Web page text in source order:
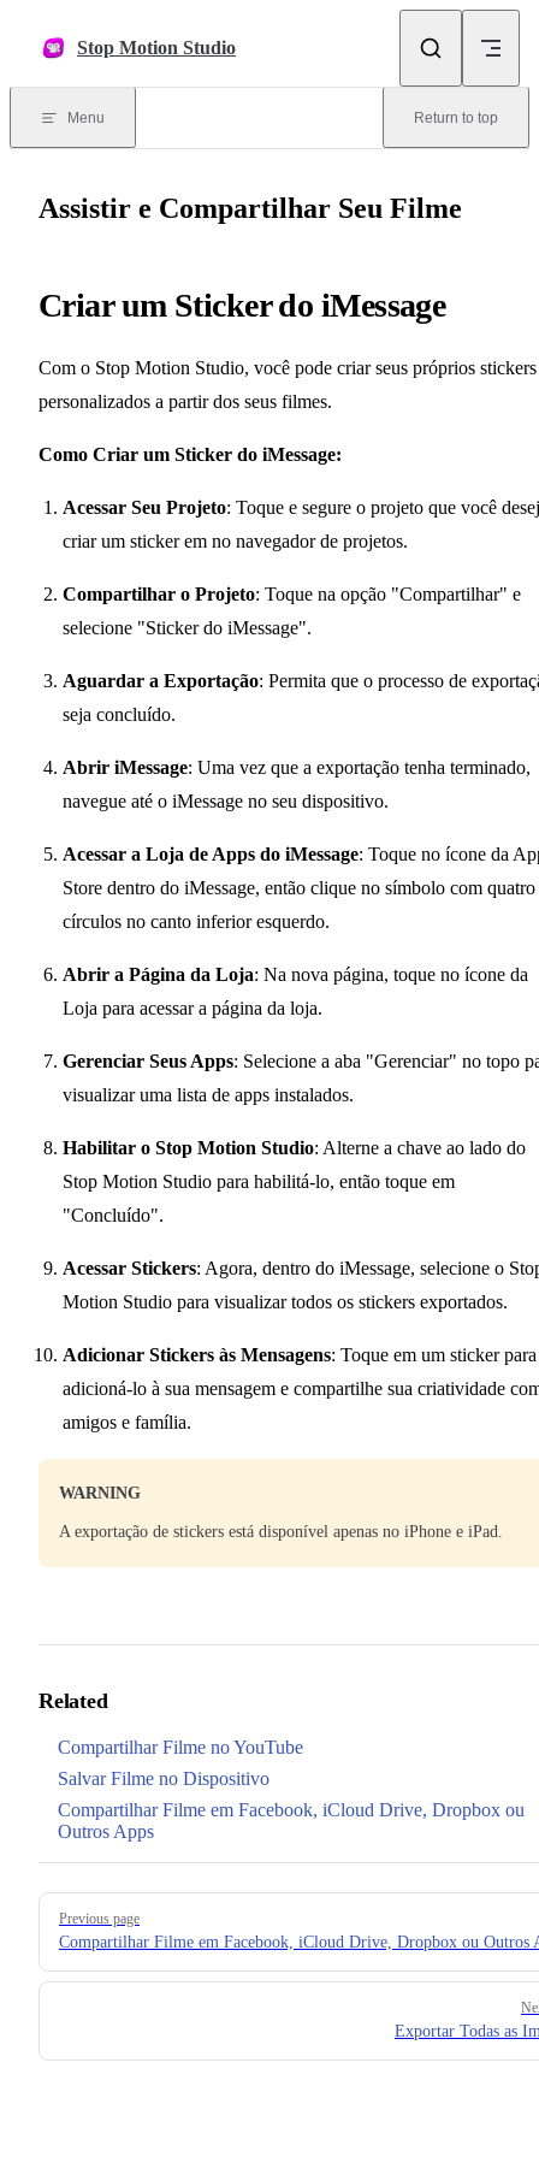
Stop Motion Studio
Menu Return to top
Assistir e Compartilhar Seu Filme
Criar um Sticker do iMessage
Com o Stop Motion Studio, você pode criar seus próprios stickers
personalizados a partir dos seus filmes.
Como Criar um Sticker do iMessage:
Acessar Seu Projeto: Toque e segure o projeto que você
criar um sticker em no navegador de projetos.
Compartilhar o Projeto: Toque na opção "Compartilhar" e
selecione "Sticker do iMessage".
Aguardar a Exportação: Permita que o processo de
seja concluído.
Abrir iMessage: Uma vez que a exportação tenha terminado,
navegue até o iMessage no seu dispositivo.
Acessar a Loja de Apps do iMessage: Toque no ícone da
Store dentro do iMessage, então clique no símbolo com quatro
círculos no canto inferior esquerdo.
Abrir a Página da Loja: Na nova página, toque no ícone da
Loja para acessar a página da loja.
Gerenciar Seus Apps: Selecione a aba "Gerenciar" no topo
visualizar uma lista de apps instalados.
Habilitar o Stop Motion Studio: Alterne a chave ao lado do
Stop Motion Studio para habilitá-lo, então toque em
"Concluído".
Acessar Stickers: Agora, dentro do iMessage, selecione o
Motion Studio para visualizar todos os stickers exportados.
Adicionar Stickers às Mensagens: Toque em um sticker para
adicioná-lo à sua mensagem e compartilhe sua criatividade
amigos e família.
WARNING
A exportação de stickers está disponível apenas no iPhone e iPad.
Related
Compartilhar Filme no YouTube
Salvar Filme no Dispositivo
Compartilhar Filme em Facebook, iCloud Drive, Dropbox ou
Outros Apps
Pager
Previous page
Compartilhar Filme em Facebook, iCloud Drive, Dropbox ou Outros
Exportar Todas as